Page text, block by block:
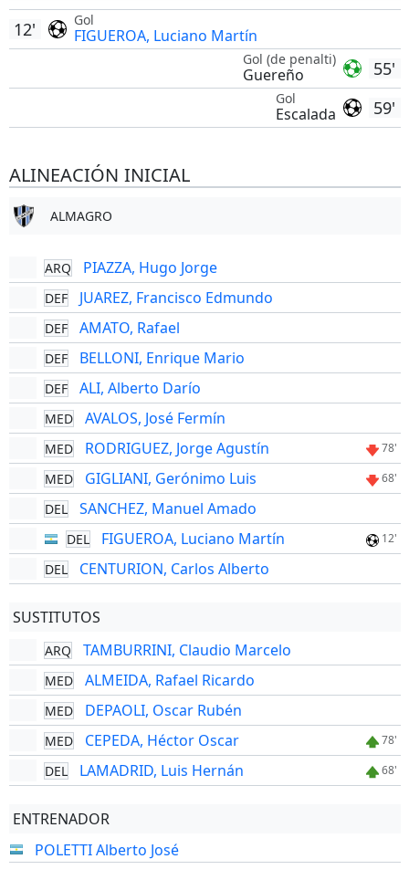
Gol
FIGUEROA, Luciano Martín
12'
55'
Gol (de penalti)
Guereño
59'
Gol
Escalada
ALINEACIÓN INICIAL
ALMAGRO
ARQ PIAZZA, Hugo Jorge
DEF JUAREZ, Francisco Edmundo
DEF AMATO, Rafael
DEF BELLONI, Enrique Mario
DEF ALI, Alberto Darío
MED AVALOS, José Fermín
MED RODRIGUEZ, Jorge Agustín 78'
MED GIGLIANI, Gerónimo Luis 68'
DEL SANCHEZ, Manuel Amado
DEL FIGUEROA, Luciano Martín 12'
DEL CENTURION, Carlos Alberto
SUSTITUTOS
ARQ TAMBURRINI, Claudio Marcelo
MED ALMEIDA, Rafael Ricardo
MED DEPAOLI, Oscar Rubén
MED CEPEDA, Héctor Oscar 78'
DEL LAMADRID, Luis Hernán 68'
ENTRENADOR
POLETTI Alberto José